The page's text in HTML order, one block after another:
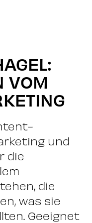
VOM
und
die
die
was sie
Geeignet